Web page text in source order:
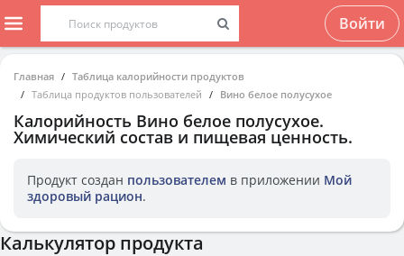
Войти
Главная
Таблица калорийности продуктов
Таблица продуктов пользователей
Вино белое полусухое
Калорийность Вино белое полусухое.
Химический состав и пищевая ценность.
Продукт создан пользователем в приложении Мой
здоровый рацион.
Калькулятор продукта